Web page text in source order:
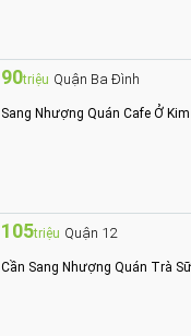
90triệu Quận Ba Đình
Sang Nhượng Quán Cafe Ở
105triệu Quận 12
Cần Sang Nhượng Quán Trà